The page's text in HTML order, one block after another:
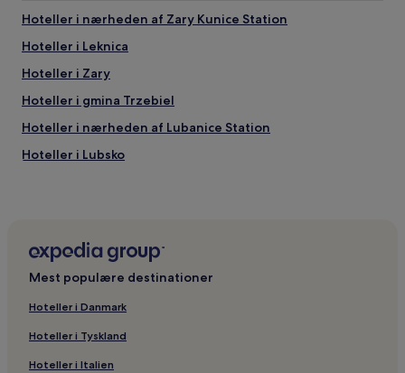
Hoteller i nærheden af Zary Kunice Station
Hoteller i Leknica
Hoteller i Zary
Hoteller i gmina Trzebiel
Hoteller i nærheden af Lubanice Station
Hoteller i Lubsko
Mest populære destinationer
Hoteller i Danmark
Hoteller i Tyskland
Hoteller i Italien